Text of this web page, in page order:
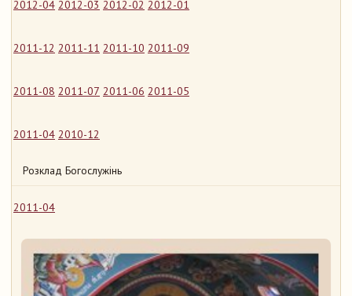
2012-04 2012-03 2012-02 2012-01
2011-12 2011-11 2011-10 2011-09
2011-08 2011-07 2011-06 2011-05
2011-04 2010-12
Розклад Богослужінь
2011-04